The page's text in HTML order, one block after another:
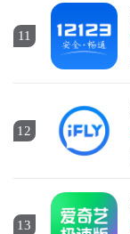
11
12
13